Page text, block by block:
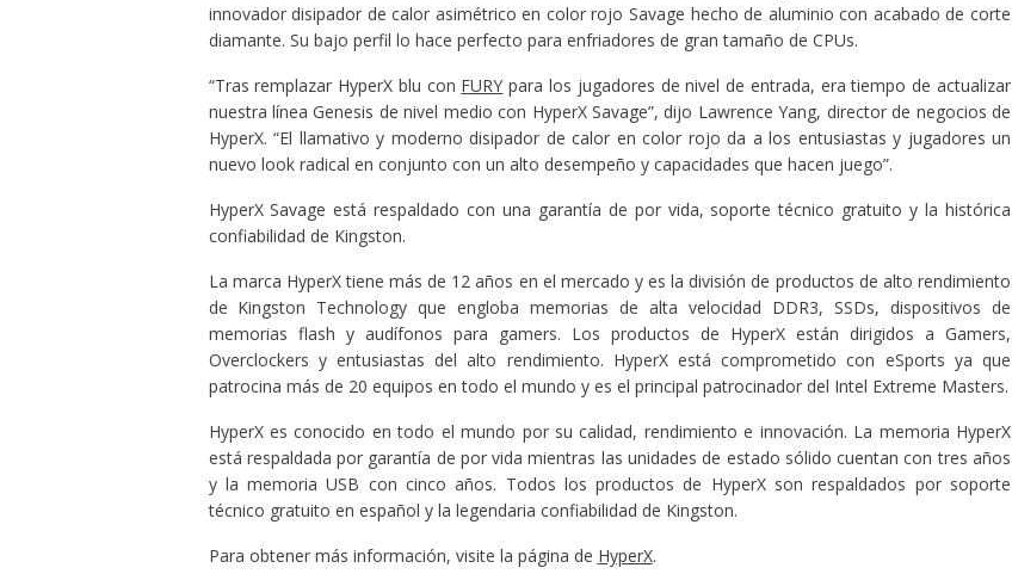
innovador disipador de calor asimétrico en color rojo Savage hecho de aluminio con acabado de corte
diamante. Su bajo perfil lo hace perfecto para enfriadores de gran tamaño de CPUs.
“Tras remplazar HyperX blu con FURY para los jugadores de nivel de entrada, era tiempo de actualizar
nuestra línea Genesis de nivel medio con HyperX Savage”, dijo Lawrence Yang, director de negocios de
HyperX. “El llamativo y moderno disipador de calor en color rojo da a los entusiastas y jugadores un
nuevo look radical en conjunto con un alto desempeño y capacidades que hacen juego”.
HyperX Savage está respaldado con una garantía de por vida, soporte técnico gratuito y la histórica
confiabilidad de Kingston.
La marca HyperX tiene más de 12 años en el mercado y es la división de productos de alto rendimiento
de Kingston Technology que engloba memorias de alta velocidad DDR3, SSDs, dispositivos de
memorias flash y audífonos para gamers. Los productos de HyperX están dirigidos a Gamers,
Overclockers y entusiastas del alto rendimiento. HyperX está comprometido con eSports ya que
patrocina más de 20 equipos en todo el mundo y es el principal patrocinador del Intel Extreme Masters.
HyperX es conocido en todo el mundo por su calidad, rendimiento e innovación. La memoria HyperX
está respaldada por garantía de por vida mientras las unidades de estado sólido cuentan con tres años
y la memoria USB con cinco años. Todos los productos de HyperX son respaldados por soporte
técnico gratuito en español y la legendaria confiabilidad de Kingston.
Para obtener más información, visite la página de HyperX.